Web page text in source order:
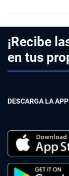
¡Recibe
en tus
DESCARGA LA APP